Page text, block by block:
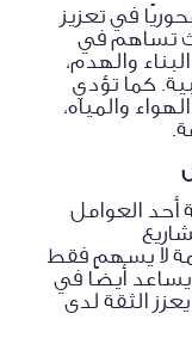
في تعزيز
تساهم في
والهدم،
كما تؤدي
والمياه،
أحد العوامل
لا يسهم فقط
يساعد أيضًا في
الثقة لدى